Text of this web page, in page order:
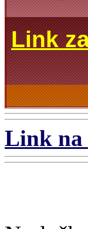
Link
Link na